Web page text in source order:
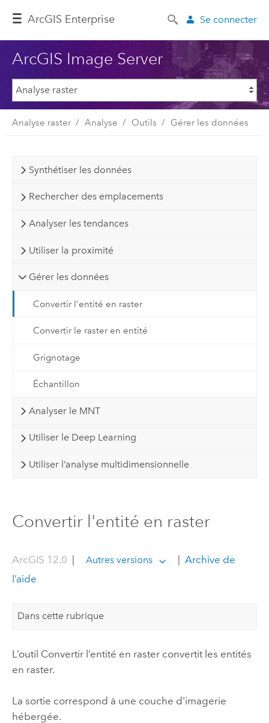
ArcGIS Enterprise Se connecter
ArcGIS Image Server
Analyse raster Analyse Outils Gérer les données
Synthétiser les données
Rechercher des emplacements
Analyser les tendances
Utiliser la proximité
Gérer les données
Convertir l'entité en raster
Convertir le raster en entité
Grignotage
Échantillon
Analyser le MNT
Utiliser le Deep Learning
Utiliser l’analyse multidimensionnelle
Convertir l'entité en raster
ArcGIS 12.0 Autres versions
Archive de
l’aide
Dans cette rubrique
L’outil Convertir l’entité en raster convertit les entités
en raster.
La sortie correspond à une couche d'imagerie
hébergée.